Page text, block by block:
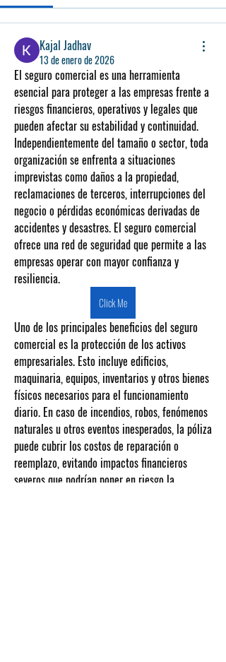
Kajal Jadhav
13 de enero de 2026
El seguro comercial es una herramienta
esencial para proteger a las empresas frente a
riesgos financieros, operativos y legales que
pueden afectar su estabilidad y continuidad.
Independientemente del tamaño o sector, toda
organización se enfrenta a situaciones
imprevistas como daños a la propiedad,
reclamaciones de terceros, interrupciones del
negocio o pérdidas económicas derivadas de
accidentes y desastres. El seguro comercial
ofrece una red de seguridad que permite a las
empresas operar con mayor confianza y
resiliencia.
Click Me
Uno de los principales beneficios del seguro
comercial es la protección de los activos
empresariales. Esto incluye edificios,
maquinaria, equipos, inventarios y otros bienes
físicos necesarios para el funcionamiento
diario. En caso de incendios, robos, fenómenos
naturales u otros eventos inesperados, la póliza
puede cubrir los costos de reparación o
reemplazo, evitando impactos financieros
severos que podrían poner en riesgo la
Acerca de
¡Te damos la bienvenida al grupo! Puedes
conectarte con otro...
Leer más